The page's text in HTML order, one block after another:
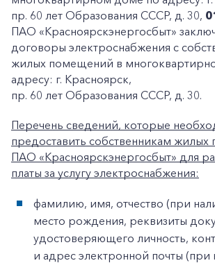
пр. 60 лет Образования СССР, д. 30,
ПАО «Красноярскэнергосбыт»
договоры электроснабжения с
жилых помещений в
адресу: г. Красноярск,
пр. 60 лет Образования СССР, д. 30.
Перечень сведений, которые
предоставить собственникам
ПАО «Красноярскэнергосбыт» для
платы за услугу электроснабжения:
фамилию, имя, отчество (при
место рождения, реквизиты
удостоверяющего личность,
и адрес электронной почты (при